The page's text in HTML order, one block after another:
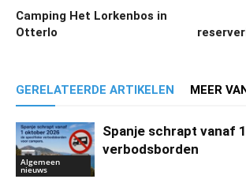
Camping Het Lorkenbos in
Otterlo
GERELATEERDE ARTIKELEN MEER
Algemeen
nieuws
Spanje schrapt vanaf
verbodsborden